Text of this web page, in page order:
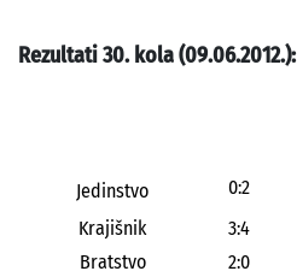
Rezultati 30. kola (09.06.2012.):
Jedinstvo 0:2
Krajišnik
3:4
Bratstvo
2:0